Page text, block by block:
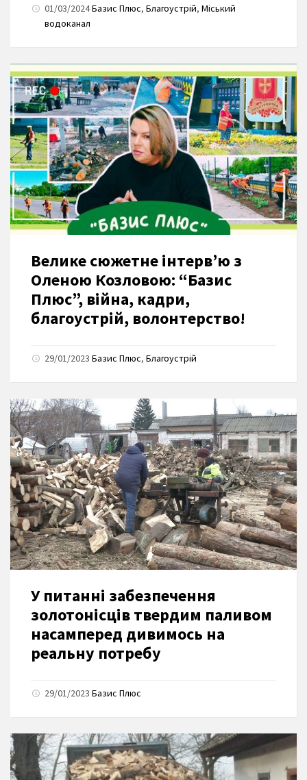
01/03/2024Базис Плюс, Благоустрій, Міський
водоканал
Велике сюжетне інтерв’ю з
Оленою Козловою: “Базис
Плюс”, війна, кадри,
благоустрій, волонтерство!
29/01/2023 Базис Плюс, Благоустрій
У питанні забезпечення
золотонісців твердим паливом
насамперед дивимось на
реальну потребу
29/01/2023 Базис Плюс